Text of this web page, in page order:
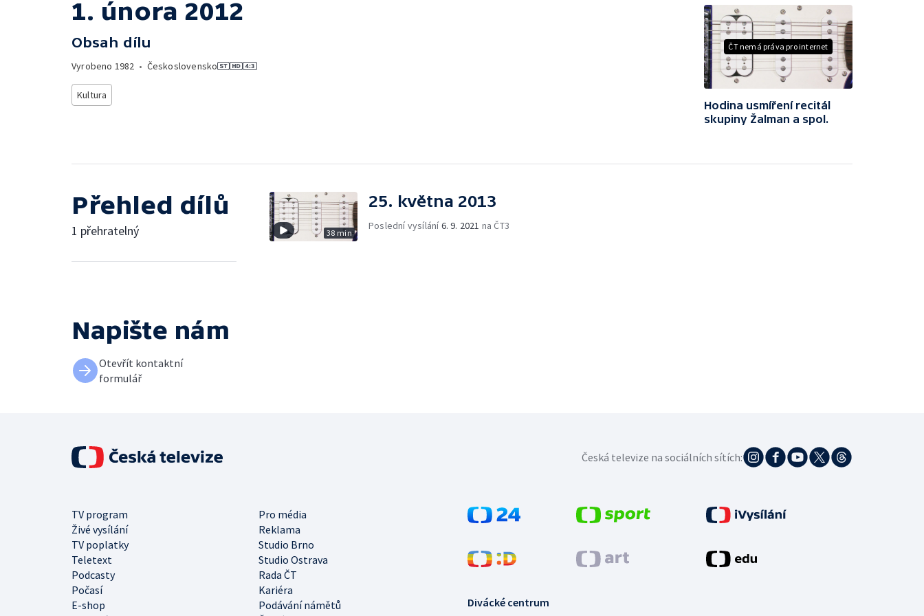
1. února 2012
Obsah dílu
Vyrobeno 1982 • Československo
Kultura
ČT nemá práva pro internet
Hodina usmíření recitál
skupiny Žalman a spol.
Přehled dílů
1 přehratelný 38 min
25. května 2013
Poslední vysílání6. 9. 2021 na ČT3
Napište nám
Otevřít kontaktní
formulář
Divácké centrum
TV program
Pro média
Živé vysílání
Reklama
TV poplatky
Studio Brno
Teletext
Studio Ostrava
Podcasty
Rada ČT
Počasí
Kariéra
E-shop
Podávání námětů
Česká televize na sociálních sítích: